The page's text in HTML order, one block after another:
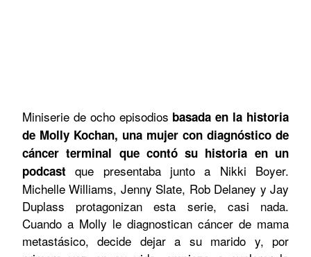
Miniserie de ocho episodios basada en la historia
de Molly Kochan, una mujer con diagnóstico de
cáncer terminal que contó su historia en un
podcast que presentaba junto a Nikki Boyer.
Michelle Williams, Jenny Slate, Rob Delaney y Jay
Duplass protagonizan esta serie, casi nada.
Cuando a Molly le diagnostican cáncer de mama
metastásico, decide dejar a su marido y, por